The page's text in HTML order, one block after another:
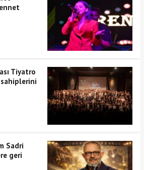
Tiyatro
Sadri
geri